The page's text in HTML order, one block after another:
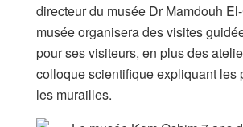
directeur du musée Dr Mamdouh
musée organisera des visites
pour ses visiteurs, en plus des
colloque scientifique expliquant les
les murailles.